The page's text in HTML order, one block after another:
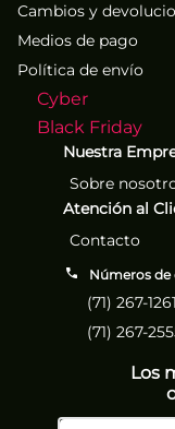
Cambios y
Medios de pago
Política de envío
Cyber
Black Friday
Nuestra
Sobre
Atención al
Contacto
Números
(71) 267-1261
(71) 267-
Los